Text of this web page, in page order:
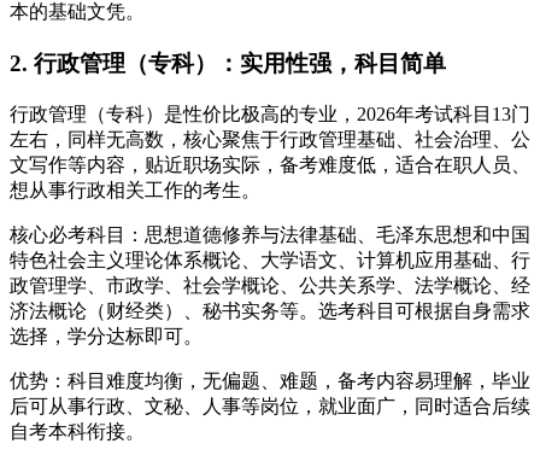
本的基础文凭。
2. 行政管理（专科）：实用性强，科目简单
行政管理（专科）是性价比极高的专业，2026年考试科目13门
左右，同样无高数，核心聚焦于行政管理基础、社会治理、公
文写作等内容，贴近职场实际，备考难度低，适合在职人员、
想从事行政相关工作的考生。
核心必考科目：思想道德修养与法律基础、毛泽东思想和中国
特色社会主义理论体系概论、大学语文、计算机应用基础、行
政管理学、市政学、社会学概论、公共关系学、法学概论、经
济法概论（财经类）、秘书实务等。选考科目可根据自身需求
选择，学分达标即可。
优势：科目难度均衡，无偏题、难题，备考内容易理解，毕业
后可从事行政、文秘、人事等岗位，就业面广，同时适合后续
自考本科衔接。